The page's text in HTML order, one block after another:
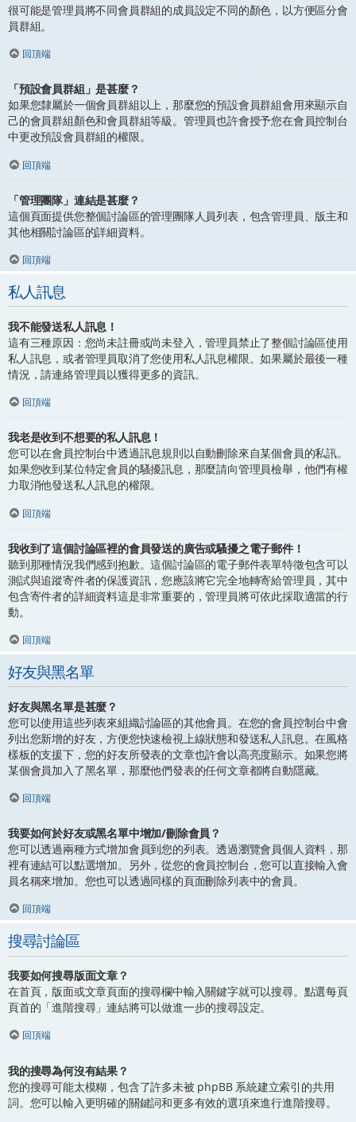
很可能是管理員將不同會員群組的成員設定不同的顏色，以方便區分會
員群組。
回頂端
「預設會員群組」是甚麼？
如果您隸屬於一個會員群組以上，那麼您的預設會員群組會用來顯示自
己的會員群組顏色和會員群組等級。管理員也許會授予您在會員控制台
中更改預設會員群組的權限。
回頂端
「管理團隊」連結是甚麼？
這個頁面提供您整個討論區的管理團隊人員列表，包含管理員、版主和
其他相關討論區的詳細資料。
回頂端
私人訊息
我不能發送私人訊息！
這有三種原因：您尚未註冊或尚未登入，管理員禁止了整個討論區使用
私人訊息，或者管理員取消了您使用私人訊息權限。如果屬於最後一種
情況，請連絡管理員以獲得更多的資訊。
回頂端
我老是收到不想要的私人訊息！
您可以在會員控制台中透過訊息規則以自動刪除來自某個會員的私訊。
如果您收到某位特定會員的騷擾訊息，那麼請向管理員檢舉，他們有權
力取消他發送私人訊息的權限。
回頂端
我收到了這個討論區裡的會員發送的廣告或騷擾之電子郵件！
聽到那種情況我們感到抱歉。這個討論區的電子郵件表單特徵包含可以
測試與追蹤寄件者的保護資訊，您應該將它完全地轉寄給管理員，其中
包含寄件者的詳細資料這是非常重要的，管理員將可依此採取適當的行
動。
回頂端
好友與黑名單
好友與黑名單是甚麼？
您可以使用這些列表來組織討論區的其他會員。在您的會員控制台中會
列出您新增的好友，方便您快速檢視上線狀態和發送私人訊息。在風格
樣板的支援下，您的好友所發表的文章也許會以高亮度顯示。如果您將
某個會員加入了黑名單，那麼他們發表的任何文章都將自動隱藏。
回頂端
我要如何於好友或黑名單中增加/刪除會員？
您可以透過兩種方式增加會員到您的列表。透過瀏覽會員個人資料，那
裡有連結可以點選增加。另外，從您的會員控制台，您可以直接輸入會
員名稱來增加。您也可以透過同樣的頁面刪除列表中的會員。
回頂端
搜尋討論區
我要如何搜尋版面文章？
在首頁，版面或文章頁面的搜尋欄中輸入關鍵字就可以搜尋。點選每頁
頁首的「進階搜尋」連結將可以做進一步的搜尋設定。
回頂端
我的搜尋為何沒有結果？
您的搜尋可能太模糊，包含了許多未被 phpBB 系統建立索引的共用
詞。您可以輸入更明確的關鍵詞和更多有效的選項來進行進階搜尋。